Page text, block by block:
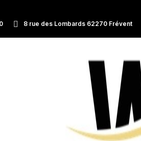
8 rue des Lombards 62270 Frévent